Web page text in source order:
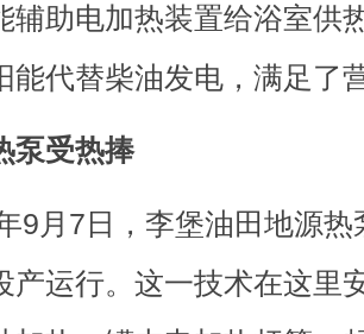
辅助电加热装置给浴室供
能代替柴油发电，满足了
泵受热捧
7日，李堡油田地源热
产运行。这一技术在这里